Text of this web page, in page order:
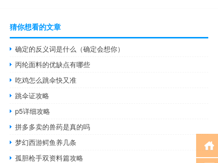
猜你想看的文章
确定的反义词是什么（确定会想你）
丙纶面料的优缺点有哪些
吃鸡怎么跳伞快又准
跳伞证攻略
p5详细攻略
拼多多卖的兽药是真的吗
梦幻西游鳄鱼养几条
孤胆枪手双资料篇攻略